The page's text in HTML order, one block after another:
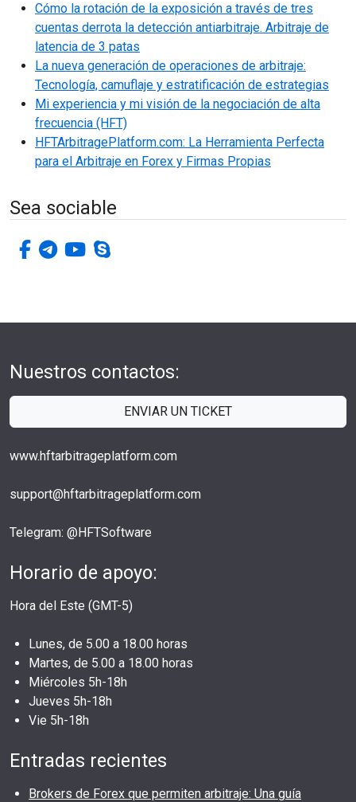
Cómo la rotación de la exposición a través de tres
cuentas derrota la detección antiarbitraje. Arbitraje de
latencia de 3 patas
La nueva generación de operaciones de arbitraje:
Tecnología, camuflaje y estratificación de estrategias
Mi experiencia y mi visión de la negociación de alta
frecuencia (HFT)
HFTArbitragePlatform.com: La Herramienta Perfecta
para el Arbitraje en Forex y Firmas Propias
Sea sociable
facebook-f
telegrama
youtubeskype
Nuestros contactos:
ENVIAR UN TICKET
www.hftarbitrageplatform.com
support@hftarbitrageplatform.com
Telegram: @HFTSoftware
Horario de apoyo:
Hora del Este (GMT-5)
Lunes, de 5.00 a 18.00 horas
Martes, de 5.00 a 18.00 horas
Miércoles 5h-18h
Jueves 5h-18h
Vie 5h-18h
Entradas recientes
Brokers de Forex que permiten arbitraje: Una guía